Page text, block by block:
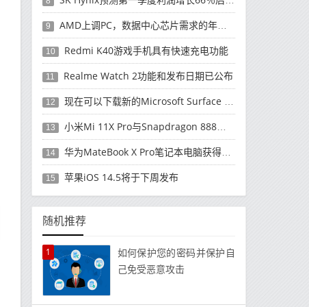
9 AMD上调PC，数据中心芯片需求的年度收入预测
10 Redmi K40游戏手机具有快速充电功能
11 Realme Watch 2功能和发布日期已公布
12 现在可以下载新的Microsoft Surface Duo更新
13 小米Mi 11X Pro与Snapdragon 888处理器一起发布
14 华为MateBook X Pro笔记本电脑获得全新升级
15 苹果iOS 14.5将于下周发布
随机推荐
1
如何保护您的密码并保护自
己免受恶意攻击